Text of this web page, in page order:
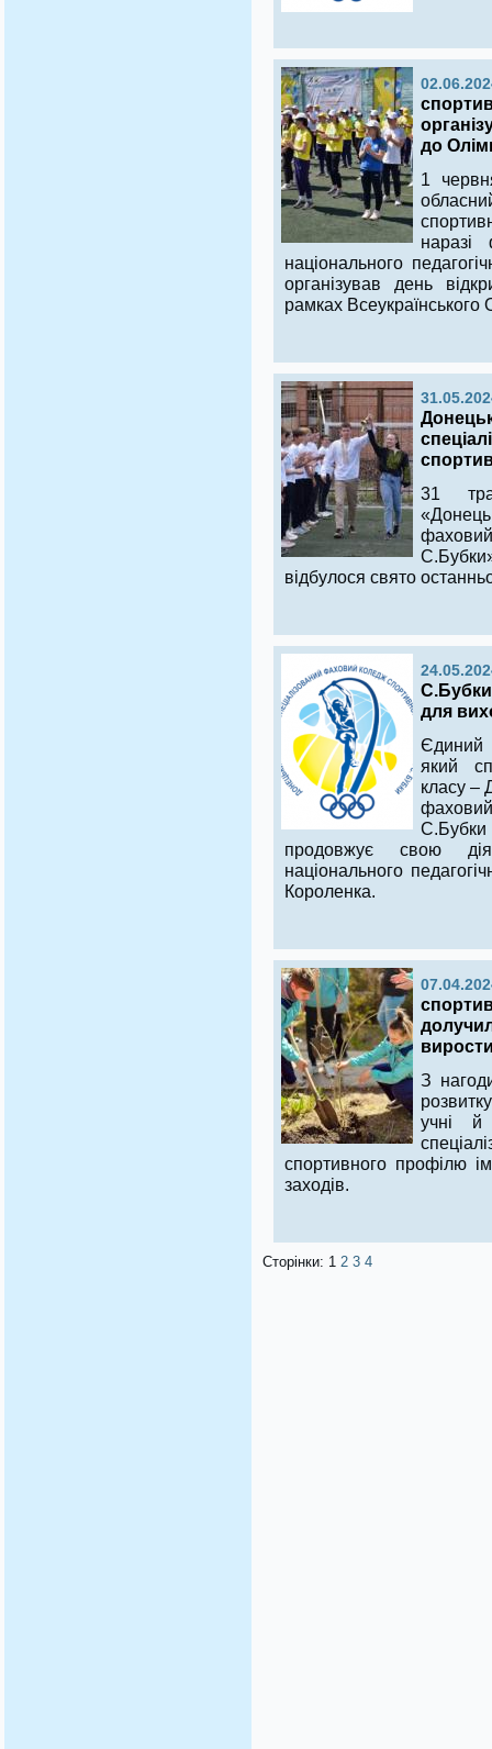
до
1
наразі
національного
організував день
рамках Всеукраїнського
31
відбулося свято
С.Бубки
для
Єдиний
який
класу –
продовжує свою
національного
Короленка.
З
учні й
спортивного профілю
заходів.
Сторінки: 1 2 3 4